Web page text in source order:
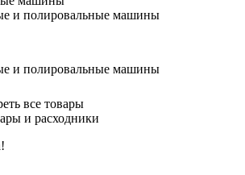
и полировальные машины
и полировальные машины
все товары
и расходники